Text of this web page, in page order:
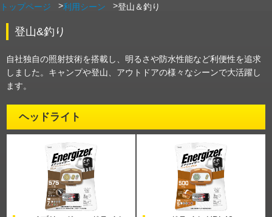
トップページ 利用シーン 登山＆釣り
登山&釣り
自社独自の照射技術を搭載し、明るさや防水性能など利便性を追求
しました。キャンプや登山、アウトドアの様々なシーンで大活躍し
ます。
ヘッドライト